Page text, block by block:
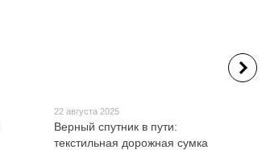
22 августа 2025
Верный спутник в пути:
текстильная дорожная сумка